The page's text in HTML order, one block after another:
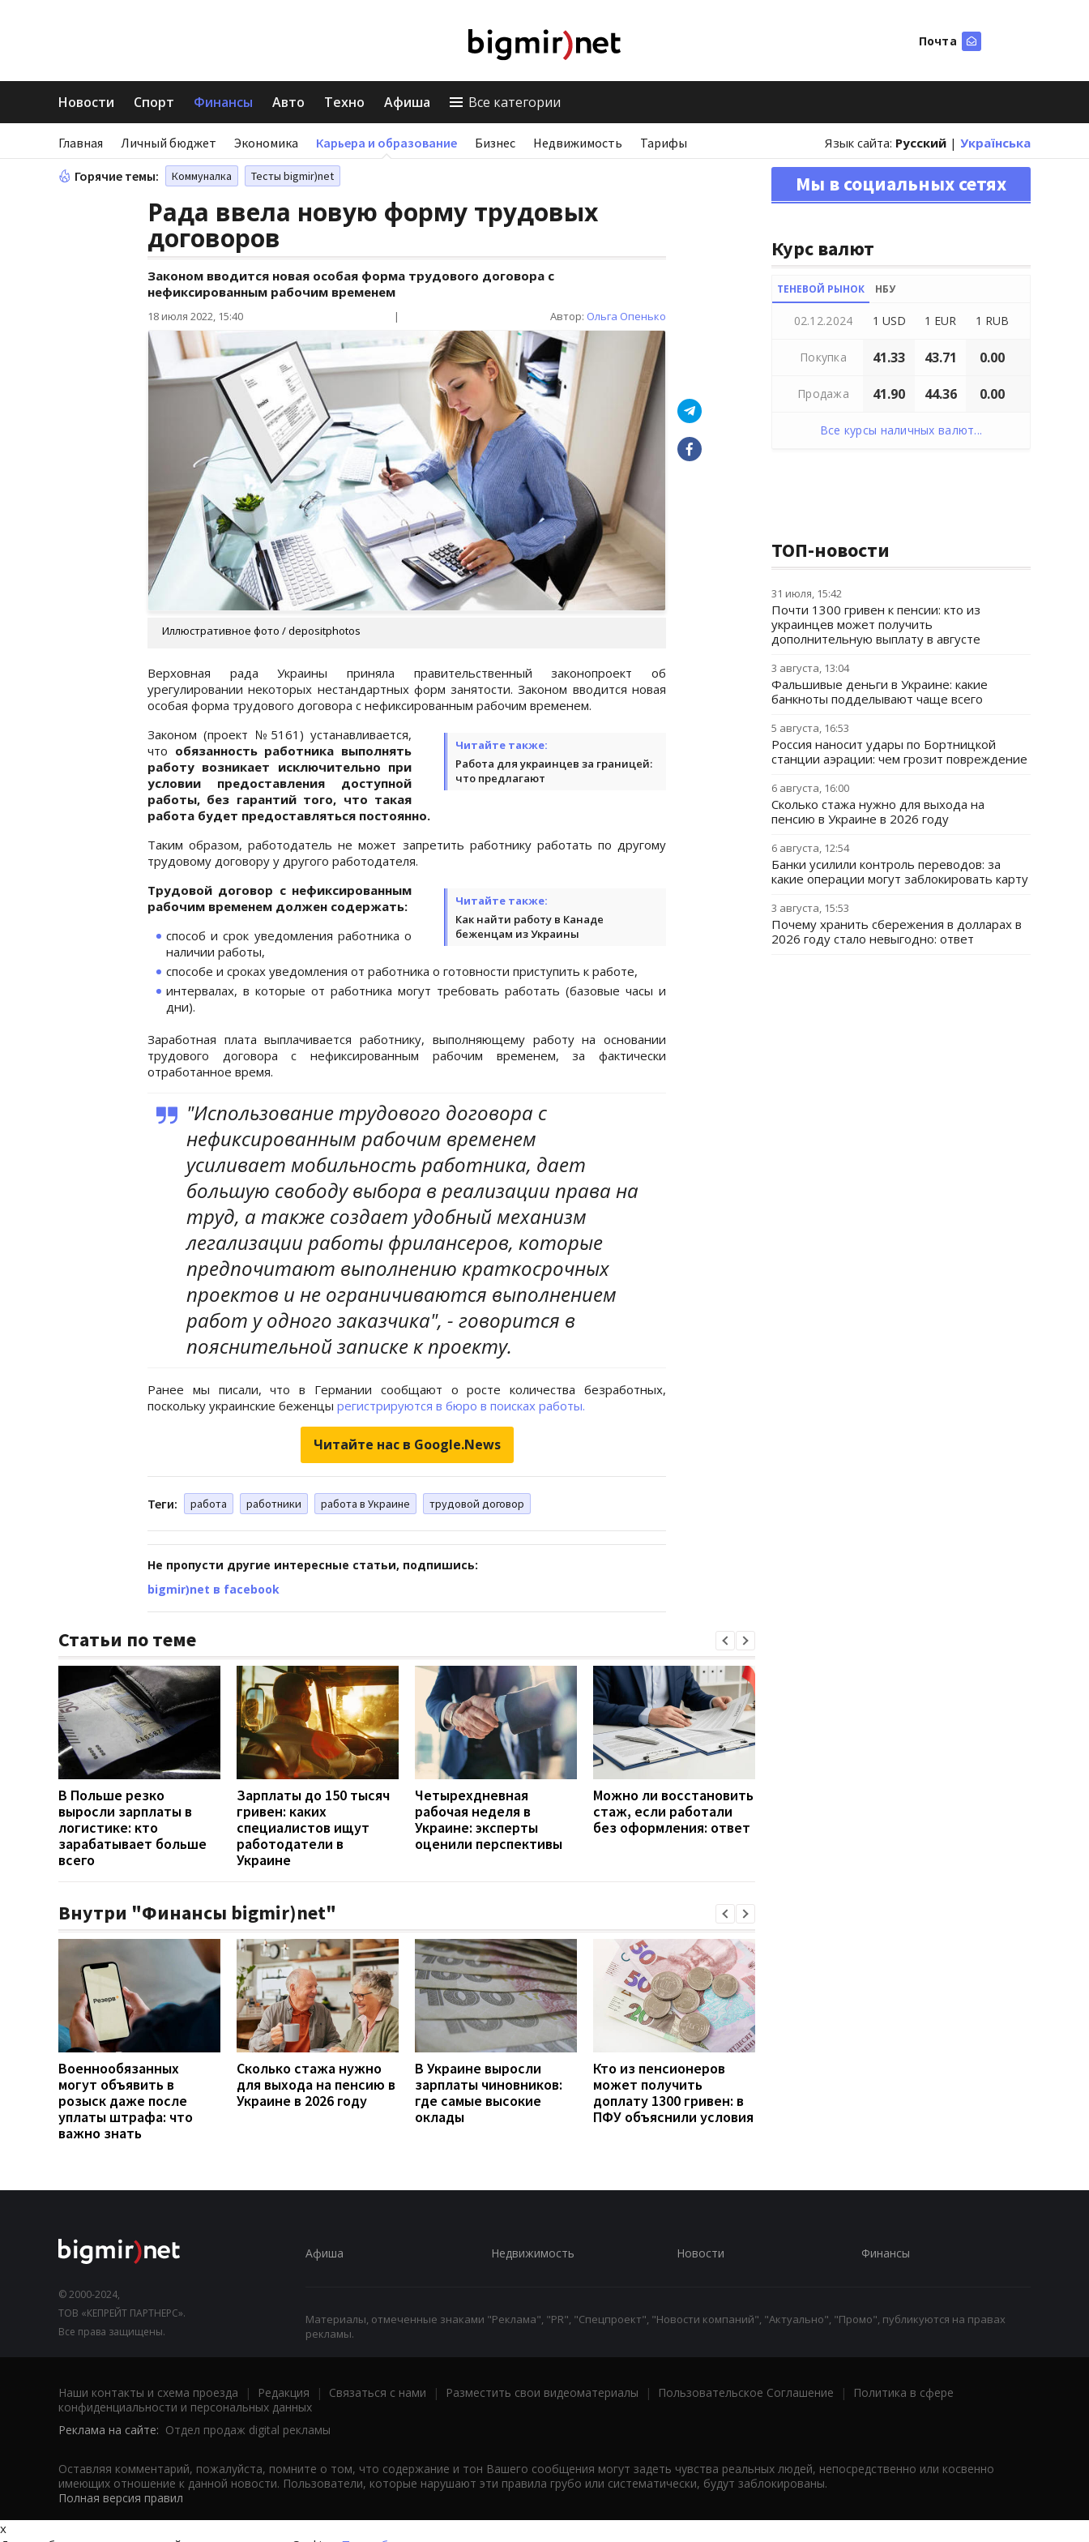
Почта
Новости Спорт Финансы Авто Техно Афиша Все категории
Главная Личный бюджет Экономика Карьера и образование Бизнес Недвижимость Тарифы Язык сайта: Русский | Українська
Горячие темы: Коммуналка Тесты bigmir)net
Рада ввела новую форму трудовых
договоров
Законом вводится новая особая форма трудового договора с
нефиксированным рабочим временем
18 июля 2022, 15:40 | Автор: Ольга Опенько
Иллюстративное фото / depositphotos
Верховная рада Украины приняла правительственный законопроект об
урегулировании некоторых нестандартных форм занятости. Законом вводится новая
особая форма трудового договора с нефиксированным рабочим временем.
Читайте также:
Работа для украинцев за границей:
что предлагают
Законом (проект №5161) устанавливается,
что обязанность работника выполнять
работу возникает исключительно при
условии предоставления доступной
работы, без гарантий того, что такая
работа будет предоставляться постоянно.
Таким образом, работодатель не может запретить работнику работать по другому
трудовому договору у другого работодателя.
Читайте также:
Как найти работу в Канаде
беженцам из Украины
Трудовой договор с нефиксированным
рабочим временем должен содержать:
способ и срок уведомления работника о
наличии работы,
способе и сроках уведомления от работника о готовности приступить к работе,
интервалах, в которые от работника могут требовать работать (базовые часы и
дни).
Заработная плата выплачивается работнику, выполняющему работу на основании
трудового договора с нефиксированным рабочим временем, за фактически
отработанное время.
"Использование трудового договора с
нефиксированным рабочим временем
усиливает мобильность работника, дает
большую свободу выбора в реализации права на
труд, а также создает удобный механизм
легализации работы фрилансеров, которые
предпочитают выполнению краткосрочных
проектов и не ограничиваются выполнением
работ у одного заказчика", - говорится в
пояснительной записке к проекту.
Ранее мы писали, что в Германии сообщают о росте количества безработных,
поскольку украинские беженцы регистрируются в бюро в поисках работы.
Читайте нас в Google.News
Теги: работа работники работа в Украине трудовой договор
Не пропусти другие интересные статьи, подпишись:
bigmir)net в facebook
Статьи по теме
В Польше резко
выросли зарплаты в
логистике: кто
зарабатывает больше
всего
Зарплаты до 150 тысяч
гривен: каких
специалистов ищут
работодатели в
Украине
Четырехдневная
рабочая неделя в
Украине: эксперты
оценили перспективы
Можно ли восстановить
стаж, если работали
без оформления: ответ
Внутри "Финансы bigmir)net"
Военнообязанных
могут объявить в
розыск даже после
уплаты штрафа: что
важно знать
Сколько стажа нужно
для выхода на пенсию в
Украине в 2026 году
В Украине выросли
зарплаты чиновников:
где самые высокие
оклады
Кто из пенсионеров
может получить
доплату 1300 гривен: в
ПФУ объяснили условия
Мы в социальных сетях
Курс валют
ТЕНЕВОЙ РЫНОК НБУ
02.12.2024 1 USD 1 EUR 1 RUB
Покупка 41.33 43.71 0.00
Продажа 41.90 44.36 0.00
Все курсы наличных валют...
ТОП-новости
31 июля, 15:42
Почти 1300 гривен к пенсии: кто из
украинцев может получить
дополнительную выплату в августе
3 августа, 13:04
Фальшивые деньги в Украине: какие
банкноты подделывают чаще всего
5 августа, 16:53
Россия наносит удары по Бортницкой
станции аэрации: чем грозит повреждение
6 августа, 16:00
Сколько стажа нужно для выхода на
пенсию в Украине в 2026 году
6 августа, 12:54
Банки усилили контроль переводов: за
какие операции могут заблокировать карту
3 августа, 15:53
Почему хранить сбережения в долларах в
2026 году стало невыгодно: ответ
© 2000-2024,
ТОВ «КЕПРЕЙТ ПАРТНЕРС».
Все права защищены.
Афиша Недвижимость Новости Финансы
Материалы, отмеченные знаками "Реклама", "PR", "Спецпроект", "Новости компаний", "Актуально", "Промо", публикуются на правах
рекламы.
Наши контакты и схема проезда | Редакция | Связаться с нами | Разместить свои видеоматериалы | Пользовательское Соглашение |
Политика в сфере
конфиденциальности и персональных данных
Реклама на сайте: Отдел продаж digital рекламы
Оставляя комментарий, пожалуйста, помните о том, что содержание и тон Вашего сообщения могут задеть чувства реальных людей, непосредственно или косвенно
имеющих отношение к данной новости. Пользователи, которые нарушают эти правила грубо или систематически, будут заблокированы.
Полная версия правил
x